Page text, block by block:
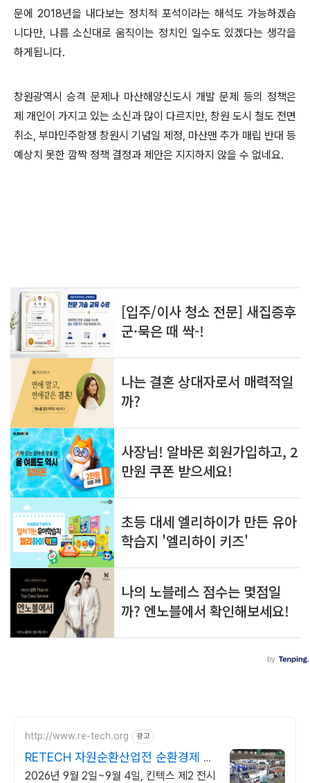
문에 2018년을 내다보는 정치적 포석이라는 해석도 가능하겠습
니다만, 나름 소신대로 움직이는 정치인 일수도 있겠다는 생각을
하게됩니다.
창원광역시 승격 문제나 마산해양신도시 개발 문제 등의 정책은
제 개인이 가지고 있는 소신과 많이 다르지만, 창원 도시 철도 전면
취소, 부마민주항쟁 창원시 기념일 제정, 마산맨 추가 매립 반대 등
예상치 못한 깜짝 정책 결정과 제안은 지지하지 않을 수 없네요.
http://www.re-tech.org 광고
RETECH 자원순환산업전 순환경제 리
딩전시회
2026년 9월 2일~9월 4일, 킨텍스 제2 전시